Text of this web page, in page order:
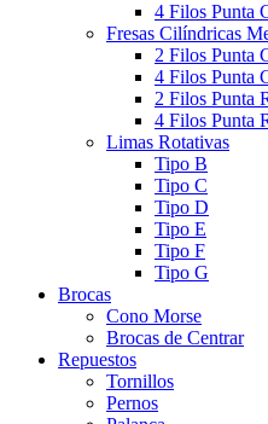
4 Filos Punta
Fresas Cilíndricas
2 Filos Punta
4 Filos Punta
2 Filos Punta
4 Filos Punta
Limas Rotativas
Tipo B
Tipo C
Tipo D
Tipo E
Tipo F
Tipo G
Brocas
Cono Morse
Brocas de Centrar
Repuestos
Tornillos
Pernos